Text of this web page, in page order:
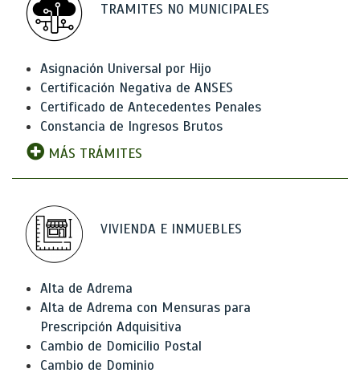
TRAMITES NO MUNICIPALES
Asignación Universal por Hijo
Certificación Negativa de ANSES
Certificado de Antecedentes Penales
Constancia de Ingresos Brutos
MÁS TRÁMITES
VIVIENDA E INMUEBLES
Alta de Adrema
Alta de Adrema con Mensuras para
Prescripción Adquisitiva
Cambio de Domicilio Postal
Cambio de Dominio